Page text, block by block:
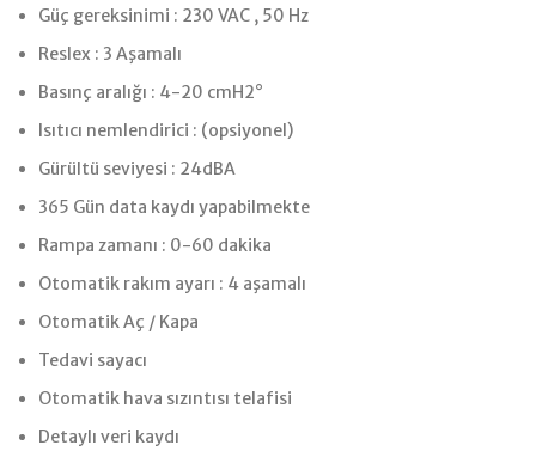
Güç gereksinimi : 230 VAC , 50 Hz
Reslex : 3 Aşamalı
Basınç aralığı : 4-20 cmH2°
Isıtıcı nemlendirici : (opsiyonel)
Gürültü seviyesi : 24dBA
365 Gün data kaydı yapabilmekte
Rampa zamanı : 0-60 dakika
Otomatik rakım ayarı : 4 aşamalı
Otomatik Aç / Kapa
Tedavi sayacı
Otomatik hava sızıntısı telafisi
Detaylı veri kaydı